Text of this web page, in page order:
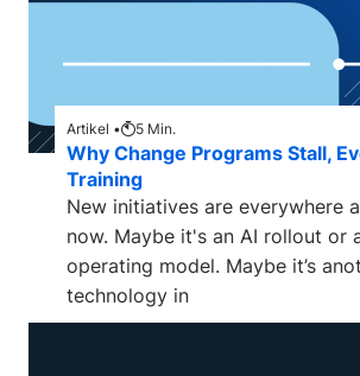
Artikel • 5 Min.
Why Change Programs Stall,
Training
New initiatives are everywhere
now. Maybe it's an AI rollout or
operating model. Maybe it’s
technology in